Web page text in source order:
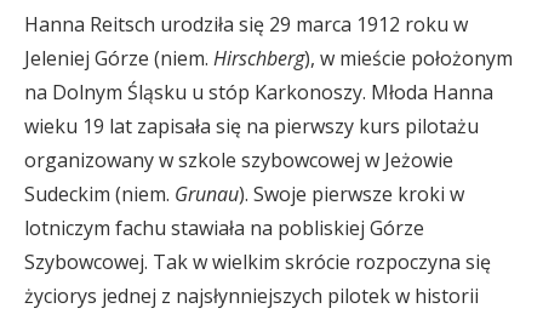
Hanna Reitsch urodziła się 29 marca 1912 roku w
Jeleniej Górze (niem. Hirschberg), w mieście położonym
na Dolnym Śląsku u stóp Karkonoszy. Młoda Hanna
wieku 19 lat zapisała się na pierwszy kurs pilotażu
organizowany w szkole szybowcowej w Jeżowie
Sudeckim (niem. Grunau). Swoje pierwsze kroki w
lotniczym fachu stawiała na pobliskiej Górze
Szybowcowej. Tak w wielkim skrócie rozpoczyna się
życiorys jednej z najsłynniejszych pilotek w historii